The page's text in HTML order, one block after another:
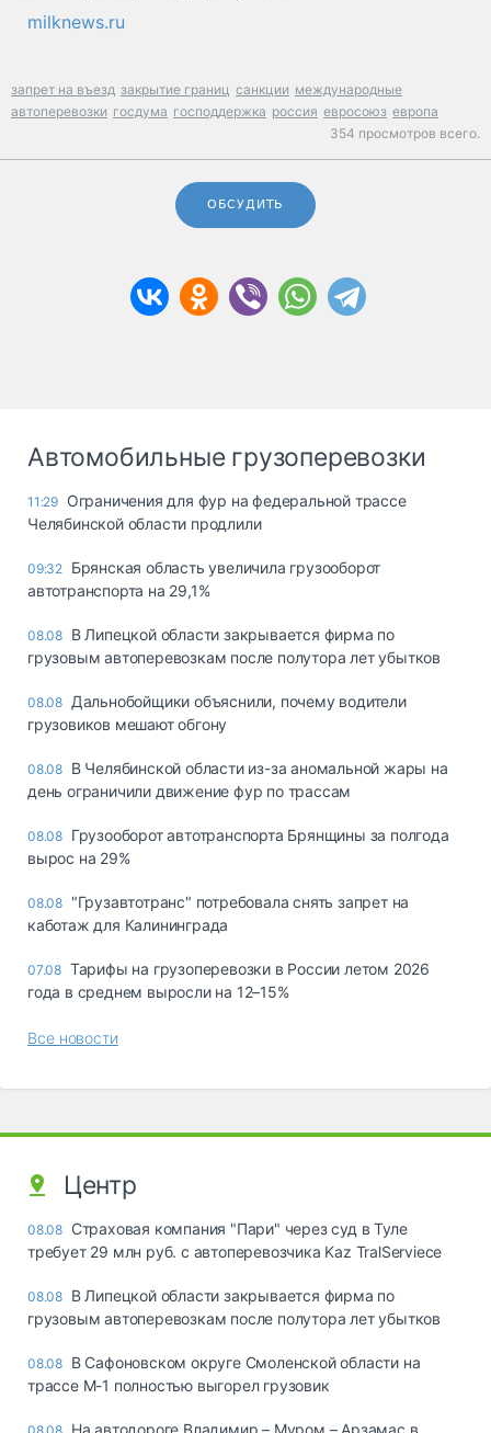
milknews.ru
запрет на въезд закрытие границ санкции международные
автоперевозки госдума господдержка россия евросоюз европа
354 просмотров всего.
ОБСУДИТЬ
Автомобильные грузоперевозки
11:29 Ограничения для фур на федеральной трассе
Челябинской области продлили
09:32 Брянская область увеличила грузооборот
автотранспорта на 29,1%
08.08 В Липецкой области закрывается фирма по
грузовым автоперевозкам после полутора лет убытков
08.08 Дальнобойщики объяснили, почему водители
грузовиков мешают обгону
08.08 В Челябинской области из-за аномальной жары на
день ограничили движение фур по трассам
08.08 Грузооборот автотранспорта Брянщины за полгода
вырос на 29%
08.08 "Грузавтотранс" потребовала снять запрет на
каботаж для Калининграда
07.08 Тарифы на грузоперевозки в России летом 2026
года в среднем выросли на 12–15%
Все новости
Центр
08.08 Страховая компания "Пари" через суд в Туле
требует 29 млн руб. с автоперевозчика Kaz TralServiece
08.08 В Липецкой области закрывается фирма по
грузовым автоперевозкам после полутора лет убытков
08.08 В Сафоновском округе Смоленской области на
трассе М-1 полностью выгорел грузовик
На автодороге Владимир – Муром – Арзамас в